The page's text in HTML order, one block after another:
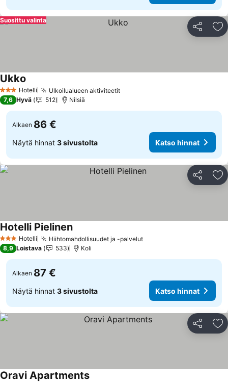
Jaa
Suosittu valinta
3 Tähtiluokitus
Hotelli Ulkoilualueen aktiviteetit
Ukko
7,6 Hyvä 512 Nilsiä
Alkaen 86 €
Näytä hinnat 3 sivustolta Katso hinnat
Jaa
3 Tähtiluokitus
Hotelli Hiihtomahdollisuudet ja -palvelut
Hotelli Pielinen
8,9 Loistava 533 Koli
Alkaen 87 €
Näytä hinnat 3 sivustolta Katso hinnat
Jaa
Oravi Apartments